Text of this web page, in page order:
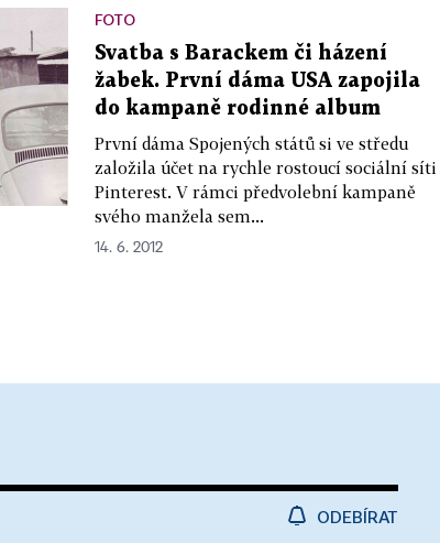
FOTO
Svatba s Barackem či házení
žabek. První dáma USA zapojila
do kampaně rodinné album
První dáma Spojených států si ve středu
založila účet na rychle rostoucí sociální síti
Pinterest. V rámci předvolební kampaně
svého manžela sem...
14. 6. 2012
ODEBÍRAT